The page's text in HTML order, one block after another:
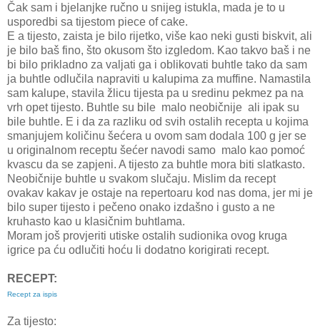
Čak sam i bjelanjke ručno u snijeg istukla, mada je to u
usporedbi sa tijestom piece of cake.
E a tijesto, zaista je bilo rijetko, više kao neki gusti biskvit, ali
je bilo baš fino, što okusom što izgledom. Kao takvo baš i ne
bi bilo prikladno za valjati ga i oblikovati buhtle tako da sam
ja buhtle odlučila napraviti u kalupima za muffine. Namastila
sam kalupe, stavila žlicu tijesta pa u sredinu pekmez pa na
vrh opet tijesto. Buhtle su bile malo neobičnije ali ipak su
bile buhtle. E i da za razliku od svih ostalih recepta u kojima
smanjujem količinu šećera u ovom sam dodala 100 g jer se
u originalnom receptu šećer navodi samo malo kao pomoć
kvascu da se zapjeni. A tijesto za buhtle mora biti slatkasto.
Neobičnije buhtle u svakom slučaju. Mislim da recept
ovakav kakav je ostaje na repertoaru kod nas doma, jer mi je
bilo super tijesto i pečeno onako izdašno i gusto a ne
kruhasto kao u klasičnim buhtlama.
Moram još provjeriti utiske ostalih sudionika ovog kruga
igrice pa ću odlučiti hoću li dodatno korigirati recept.
RECEPT:
Recept za ispis
Za tijesto: